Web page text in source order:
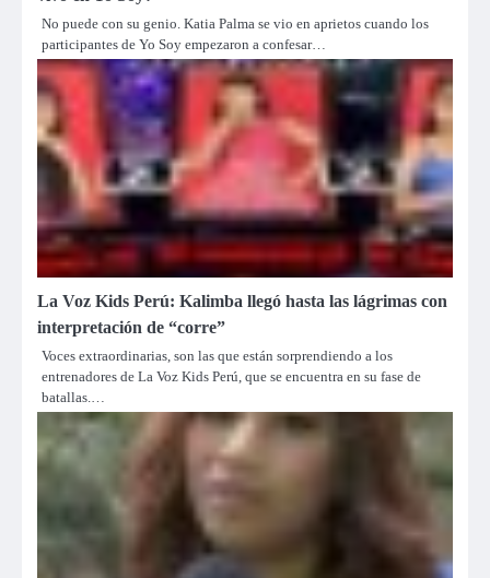
No puede con su genio. Katia Palma se vio en aprietos cuando los
participantes de Yo Soy empezaron a confesar…
La Voz Kids Perú: Kalimba llegó hasta las lágrimas con
interpretación de “corre”
Voces extraordinarias, son las que están sorprendiendo a los
entrenadores de La Voz Kids Perú, que se encuentra en su fase de
batallas.…